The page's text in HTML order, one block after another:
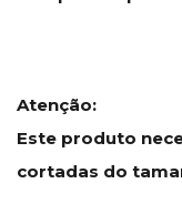
Atenção:
Este produto
cortadas do